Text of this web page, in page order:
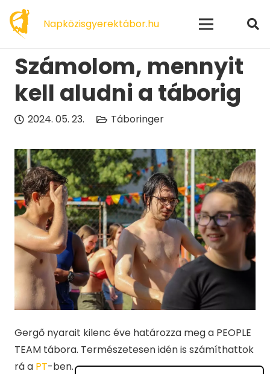
Napközisgyerektábor.hu
Számolom, mennyit
kell aludni a táborig
2024. 05. 23. Táboringer
Gergő nyarait kilenc éve határozza meg a PEOPLE
TEAM tábora. Természetesen idén is számíthattok
rá a PT-ben.